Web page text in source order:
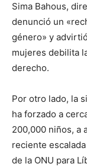
Sima Bahous,
denunció un
género» y
mujeres debilita
derecho.
Por otro lado, la
ha forzado a
200,000 niños, a
reciente
de la ONU para